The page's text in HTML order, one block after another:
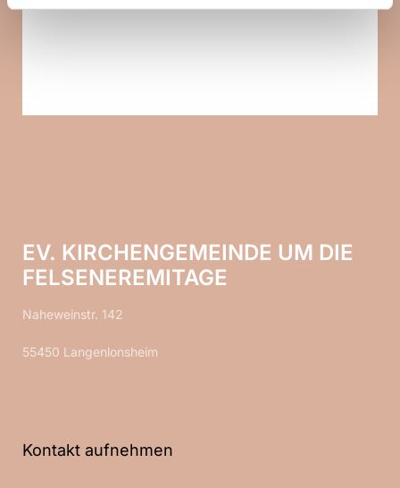
EV. KIRCHENGEMEINDE UM DIE
FELSENEREMITAGE
Naheweinstr. 142
55450 Langenlonsheim
Kontakt aufnehmen